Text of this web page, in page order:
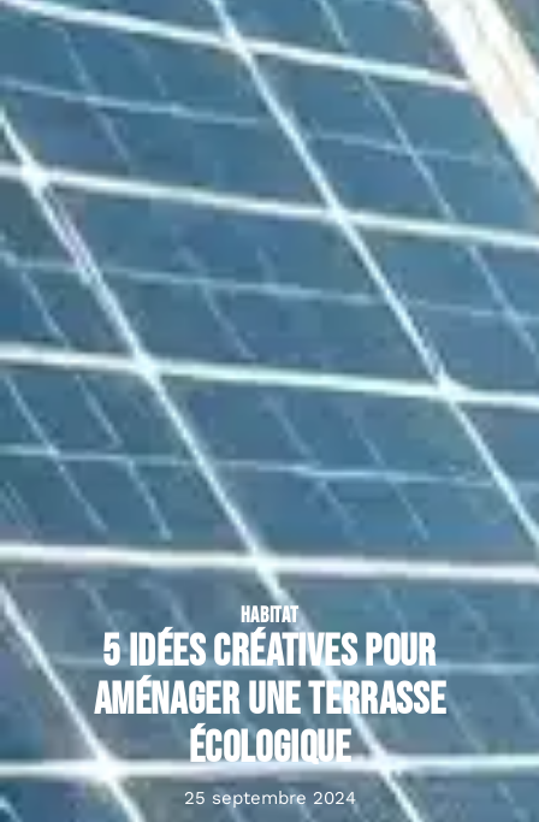
HABITAT
5 idées créatives pour
aménager une terrasse
écologique
25 septembre 2024